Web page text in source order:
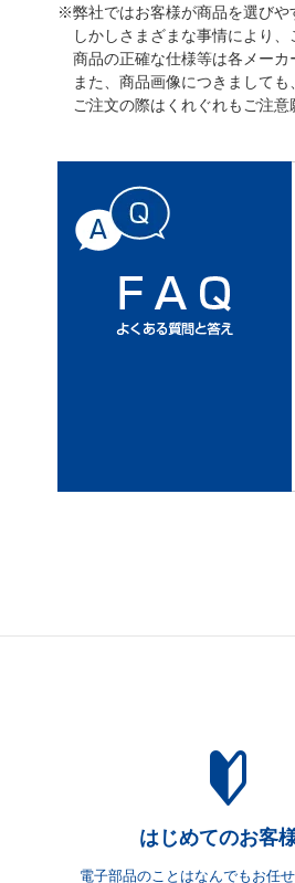
※弊社ではお客様が商品を選びや
しかしさまざまな事情により
商品の正確な仕様等は各メーカ
また、商品画像につきまして
ご注文の際はくれぐれもご注
はじめてのお客
電子部品のことはなんでもお任せ